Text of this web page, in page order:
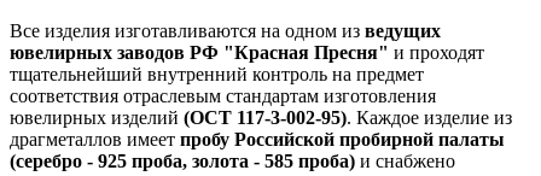
Все изделия изготавливаются на одном из ведущих
ювелирных заводов РФ "Красная Пресня" и проходят
тщательнейший внутренний контроль на предмет
соответствия отраслевым стандартам изготовления
ювелирных изделий (ОСТ 117-3-002-95). Каждое изделие из
драгметаллов имеет пробу Российской пробирной палаты
(серебро - 925 проба, золота - 585 проба) и снабжено